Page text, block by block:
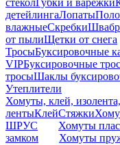
детейлингаЛопаты
влажныеСкребки
от пылиЩетки от снега
ТросыБуксировочные
VIPБуксировочные
тросыШаклы
Утеплители
Хомуты, клей,
лентыКлейСтяжки
ШРУС
Хомуты
замком
Хомуты